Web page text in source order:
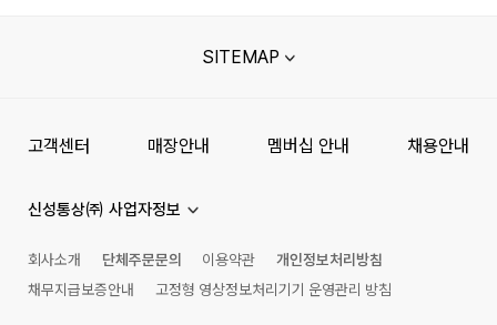
SITEMAP
고객센터 매장안내 멤버십 안내 채용안내
신성통상㈜ 사업자정보
회사소개 단체주문문의 이용약관
개인정보처리방침
채무지급보증안내
고정형 영상정보처리기기 운영관리 방침